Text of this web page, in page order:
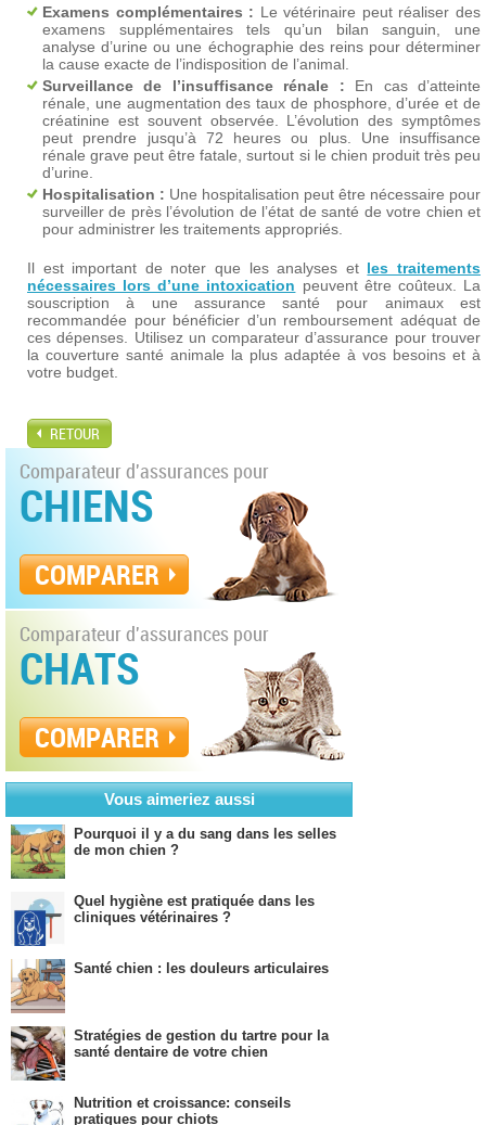
Examens complémentaires : Le vétérinaire peut réaliser des
examens supplémentaires tels qu’un bilan sanguin, une
analyse d’urine ou une échographie des reins pour déterminer
la cause exacte de l’indisposition de l’animal.
Surveillance de l’insuffisance rénale : En cas d’atteinte
rénale, une augmentation des taux de phosphore, d’urée et de
créatinine est souvent observée. L’évolution des symptômes
peut prendre jusqu’à 72 heures ou plus. Une insuffisance
rénale grave peut être fatale, surtout si le chien produit très peu
d’urine.
Hospitalisation : Une hospitalisation peut être nécessaire pour
surveiller de près l’évolution de l’état de santé de votre chien et
pour administrer les traitements appropriés.
Il est important de noter que les analyses et les traitements
nécessaires lors d’une intoxication peuvent être coûteux. La
souscription à une assurance santé pour animaux est
recommandée pour bénéficier d’un remboursement adéquat de
ces dépenses. Utilisez un comparateur d’assurance pour trouver
la couverture santé animale la plus adaptée à vos besoins et à
votre budget.
RETOUR
Comparateur d'assurances pour
CHIENS
COMPARER
Comparateur d'assurances pour
CHATS
COMPARER
Vous aimeriez aussi
Pourquoi il y a du sang dans les selles
de mon chien ?
Quel hygiène est pratiquée dans les
cliniques vétérinaires ?
Santé chien : les douleurs articulaires
Stratégies de gestion du tartre pour la
santé dentaire de votre chien
Nutrition et croissance: conseils
pratiques pour chiots